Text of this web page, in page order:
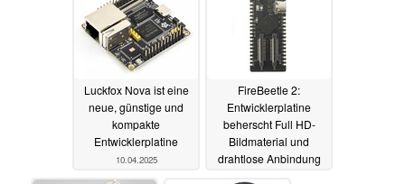
Luckfox Nova ist eine
neue, günstige und
kompakte
Entwicklerplatine
10.04.2025
FireBeetle 2:
Entwicklerplatine
beherscht Full HD-
Bildmaterial und
drahtlose Anbindung